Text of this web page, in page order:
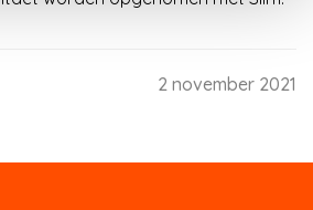
2 november 2021